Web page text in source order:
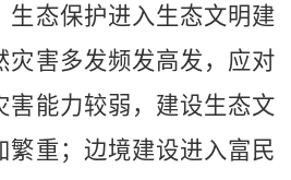
生态保护进入生态文明建
灾害多发频发高发，应对
害能力较弱，建设生态文
繁重；边境建设进入富民